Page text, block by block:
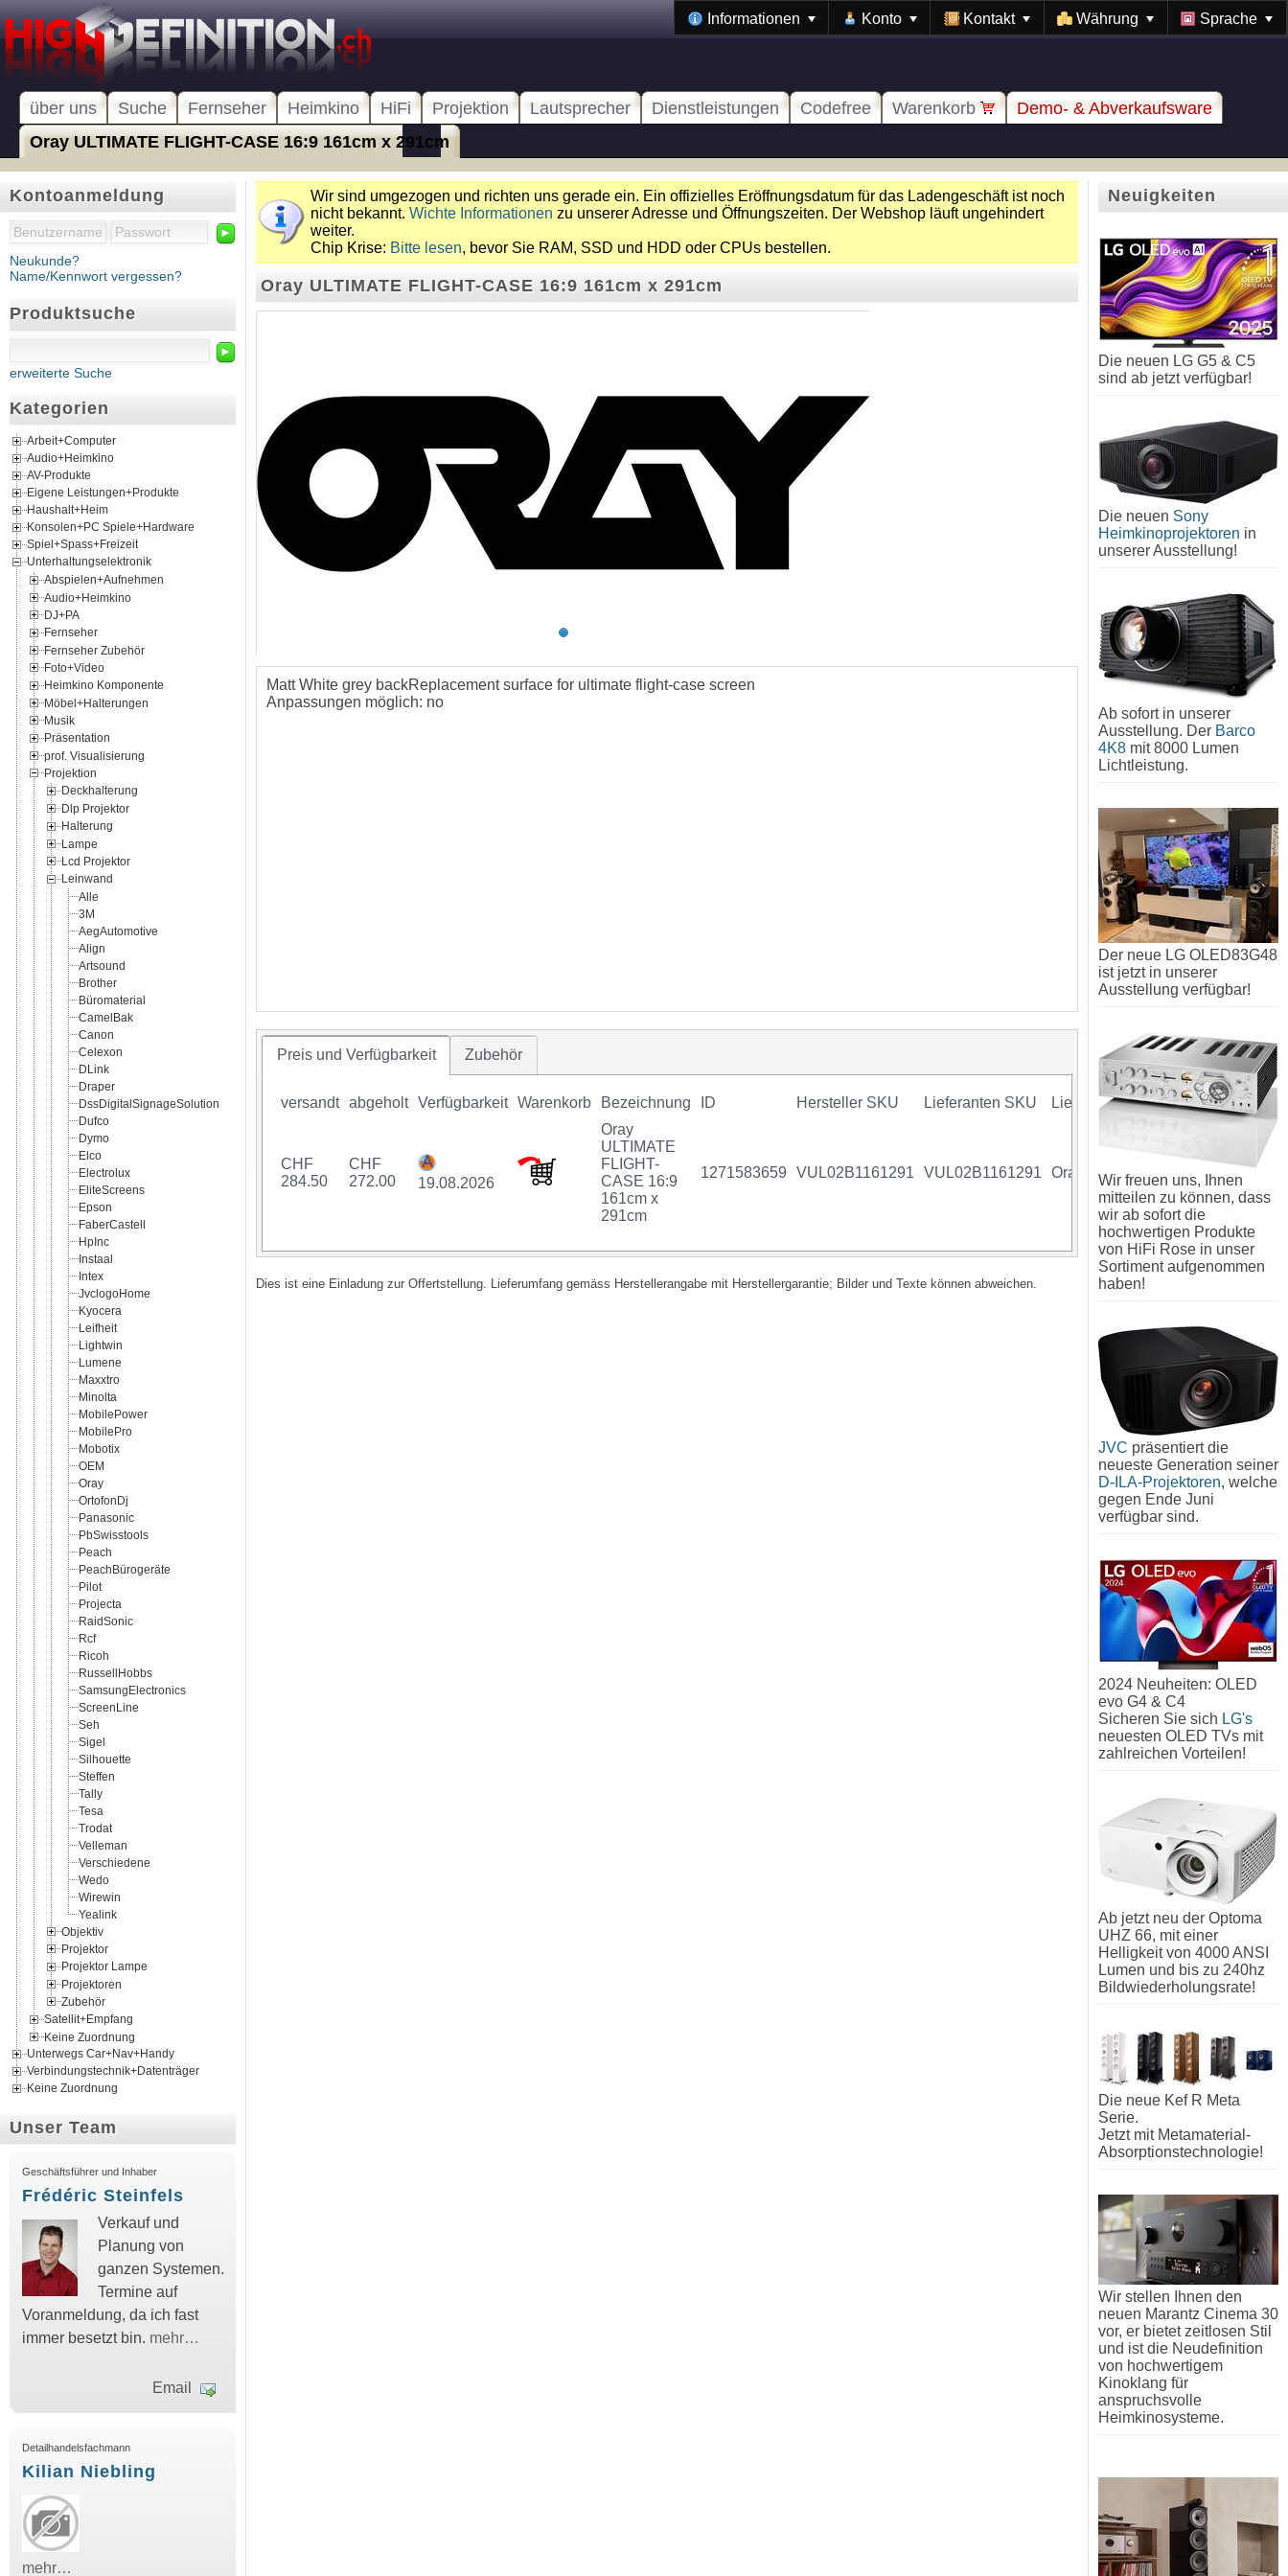
Informationen Konto Kontakt Währung Sprache
über uns Suche Fernseher Heimkino HiFi Projektion Lautsprecher Dienstleistungen Codefree Warenkorb
Demo- & Abverkaufsware
Oray ULTIMATE FLIGHT-CASE 16:9 161cm x 291cm
Kontoanmeldung
►
Neukunde?
Name/Kennwort vergessen?
Produktsuche
►
erweiterte Suche
Kategorien
Arbeit+Computer
Audio+Heimkino
AV-Produkte
Eigene Leistungen+Produkte
Haushalt+Heim
Konsolen+PC Spiele+Hardware
Spiel+Spass+Freizeit
Unterhaltungselektronik
Abspielen+Aufnehmen
Audio+Heimkino
DJ+PA
Fernseher
Fernseher Zubehör
Foto+Video
Heimkino Komponente
Möbel+Halterungen
Musik
Präsentation
prof. Visualisierung
Projektion
Deckhalterung
Dlp Projektor
Halterung
Lampe
Lcd Projektor
Leinwand
Alle
3M
AegAutomotive
Align
Artsound
Brother
Büromaterial
CamelBak
Canon
Celexon
DLink
Draper
DssDigitalSignageSolution
Dufco
Dymo
Elco
Electrolux
EliteScreens
Epson
FaberCastell
HpInc
Instaal
Intex
JvclogoHome
Kyocera
Leifheit
Lightwin
Lumene
Maxxtro
Minolta
MobilePower
MobilePro
Mobotix
OEM
Oray
OrtofonDj
Panasonic
PbSwisstools
Peach
PeachBürogeräte
Pilot
Projecta
RaidSonic
Rcf
Ricoh
RussellHobbs
SamsungElectronics
ScreenLine
Seh
Sigel
Silhouette
Steffen
Tally
Tesa
Trodat
Velleman
Verschiedene
Wedo
Wirewin
Yealink
Objektiv
Projektor
Projektor Lampe
Projektoren
Zubehör
Satellit+Empfang
Keine Zuordnung
Unterwegs Car+Nav+Handy
Verbindungstechnik+Datenträger
Keine Zuordnung
Unser Team
Geschäftsführer und Inhaber
Frédéric Steinfels
Verkauf und
Planung von
ganzen Systemen.
Termine auf
Voranmeldung, da ich fast
immer besetzt bin. mehr…
Email
Detailhandelsfachmann
Kilian Niebling
mehr…
Wir sind umgezogen und richten uns gerade ein. Ein offizielles Eröffnungsdatum für das Ladengeschäft ist noch
nicht bekannt. Wichte Informationen zu unserer Adresse und Öffnungszeiten. Der Webshop läuft ungehindert
weiter.
Chip Krise: Bitte lesen, bevor Sie RAM, SSD und HDD oder CPUs bestellen.
Oray ULTIMATE FLIGHT-CASE 16:9 161cm x 291cm
Matt White grey backReplacement surface for ultimate flight-case screen
Anpassungen möglich: no
Preis und Verfügbarkeit Zubehör
versandt abgeholt Verfügbarkeit Warenkorb Bezeichnung ID Hersteller SKU Lieferanten SKU Lieferant Mindestkauf GTIN
CHF
284.50
CHF
272.00
19.08.2026
Oray
ULTIMATE
FLIGHT-
CASE 16:9
161cm x
291cm
1271583659 VUL02B1161291 VUL02B1161291 Oray 1 x 1 Stück
Dies ist eine Einladung zur Offertstellung. Lieferumfang gemäss Herstellerangabe mit Herstellergarantie; Bilder und Texte können abweichen.
Neuigkeiten
Die neuen LG G5 & C5
sind ab jetzt verfügbar!
Die neuen Sony
Heimkinoprojektoren in
unserer Ausstellung!
Ab sofort in unserer
Ausstellung. Der Barco
4K8 mit 8000 Lumen
Lichtleistung.
Der neue LG OLED83G48
ist jetzt in unserer
Ausstellung verfügbar!
Wir freuen uns, Ihnen
mitteilen zu können, dass
wir ab sofort die
hochwertigen Produkte
von HiFi Rose in unser
Sortiment aufgenommen
haben!
JVC präsentiert die
neueste Generation seiner
D-ILA-Projektoren, welche
gegen Ende Juni
verfügbar sind.
2024 Neuheiten: OLED
evo G4 & C4
Sicheren Sie sich LG's
neuesten OLED TVs mit
zahlreichen Vorteilen!
Ab jetzt neu der Optoma
UHZ 66, mit einer
Helligkeit von 4000 ANSI
Lumen und bis zu 240hz
Bildwiederholungsrate!
Die neue Kef R Meta
Serie.
Jetzt mit Metamaterial-
Absorptionstechnologie!
Wir stellen Ihnen den
neuen Marantz Cinema 30
vor, er bietet zeitlosen Stil
und ist die Neudefinition
von hochwertigem
Kinoklang für
anspruchsvolle
Heimkinosysteme.